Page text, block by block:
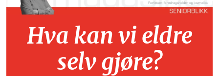
Hva kan vi eldre
selv gjøre?